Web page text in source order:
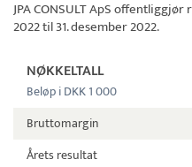
JPA CONSULT ApSoffentliggjør
2022 til 31. desember 2022.
NØKKELTALL
Beløp i DKK 1 000
Bruttomargin
Årets resultat